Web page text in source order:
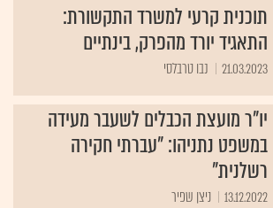
תוכנית קרעי למשרד התקשורת:
התאגיד יורד מהפרק, בינתיים
21.03.2023 נבו טרבלסי
יו"ר מועצת הכבלים לשעבר מעידה
במשפט נתניהו: "עברתי חקירה
רשלנית"
13.12.2022 ניצן שפיר